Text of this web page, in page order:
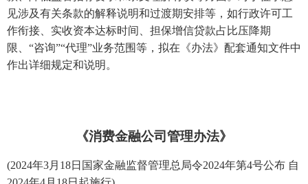
见涉及有关条款的解释说明和过渡期安排等，如行政许可工
作衔接、实收资本达标时间、担保增信贷款占比压降期
限、“咨询”“代理”业务范围等，拟在《办法》配套通知文件中
作出详细规定和说明。
《消费金融公司管理办法》
(2024年3月18日国家金融监督管理总局令2024年第4号公布 自